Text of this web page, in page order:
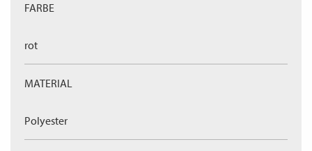
FARBE
rot
MATERIAL
Polyester